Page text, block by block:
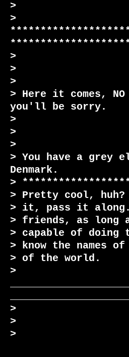
>
>
>
>
>
> Here it comes, NO
you'll be sorry.
>
>
>
> You have a grey
Denmark.
>
> Pretty cool,
> it, pass it along.
> friends, as long
> capable of doing
> know the names
> of the world.
>
>
>
>